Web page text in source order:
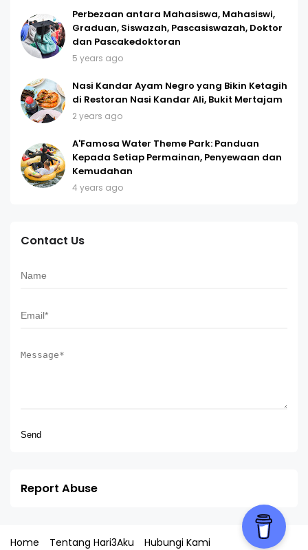
Perbezaan antara Mahasiswa, Mahasiswi,
Graduan, Siswazah, Pascasiswazah, Doktor
dan Pascakedoktoran
5 years ago
Nasi Kandar Ayam Negro yang Bikin Ketagih
di Restoran Nasi Kandar Ali, Bukit Mertajam
2 years ago
A'Famosa Water Theme Park: Panduan
Kepada Setiap Permainan, Penyewaan dan
Kemudahan
4 years ago
Contact Us
Report Abuse
Home Tentang Hari3Aku Hubungi Kami